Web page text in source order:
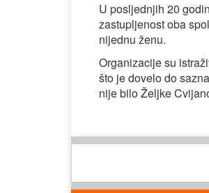
U posljednjih 20
zastupljenost oba
nijednu ženu.
Organizacije su
što je dovelo do
nije bilo Željke